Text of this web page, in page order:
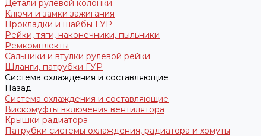
Детали рулевой колонки
Ключи и замки зажигания
Прокладки и шайбы ГУР
Рейки, тяги, наконечники, пыльники
Ремкомплекты
Сальники и втулки рулевой рейки
Шланги, патрубки ГУР
Система охлаждения и составляющие
Назад
Система охлаждения и составляющие
Вискомуфты включения вентилятора
Крышки радиатора
Патрубки системы охлаждения, радиатора и хомуты